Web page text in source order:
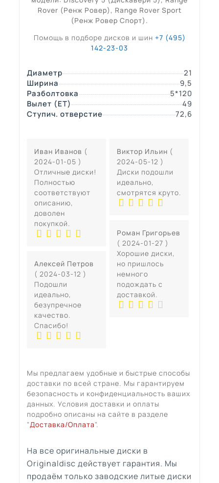
Rover (Ренж Ровер), Range Rover Sport
(Ренж Ровер Спорт).
Помощь в подборе дисков и шин +7 (495)
142-23-03
Диаметр
21
Ширина
9,5
Разболтовка
5*120
Вылет (ЕТ)
49
Ступич. отверстие
72,6
Иван Иванов (
2024-01-05 )
Отличные диски!
Полностью
соответствуют
описанию,
доволен
покупкой.
Алексей Петров
( 2024-03-12 )
Подошли
идеально,
безупречное
качество.
Спасибо!
Виктор Ильин (
2024-05-12 )
Диски подошли
идеально,
смотрятся круто.
Роман Григорьев
( 2024-01-27 )
Хорошие диски,
но пришлось
немного
подождать с
доставкой.
Мы предлагаем удобные и быстрые способы
доставки по всей стране. Мы гарантируем
безопасность и конфиденциальность ваших
данных. Условия доставки и оплаты
подробно описаны на сайте в разделе
"Доставка/Оплата".
На все оригинальные диски в
Originaldisc действует гарантия. Мы
продаём только заводские литые диски